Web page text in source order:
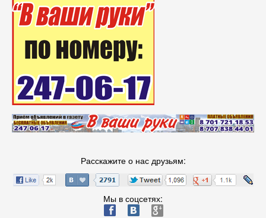
Расскажите о нас друзьям:
Мы в соцсетях:
ä æ è